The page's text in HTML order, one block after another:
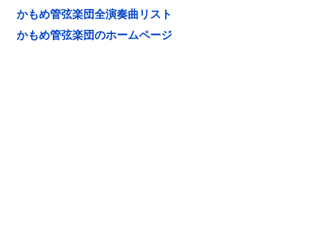
かもめ管弦楽団全演奏曲リスト
かもめ管弦楽団のホームページ